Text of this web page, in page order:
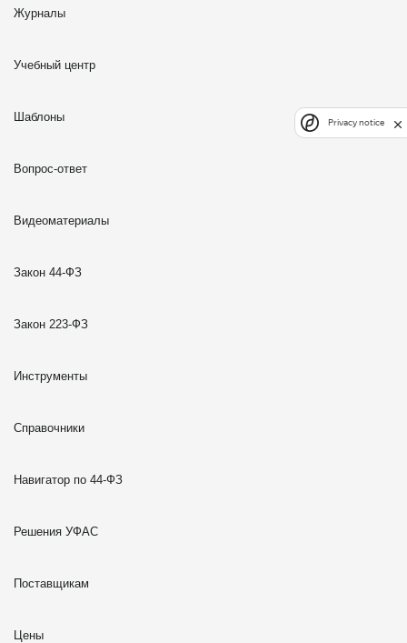
Журналы
Учебный центр
Шаблоны
Вопрос-ответ
Видеоматериалы
Закон 44-ФЗ
Закон 223-ФЗ
Инструменты
Справочники
Навигатор по 44-ФЗ
Решения УФАС
Поставщикам
Цены
Privacy notice